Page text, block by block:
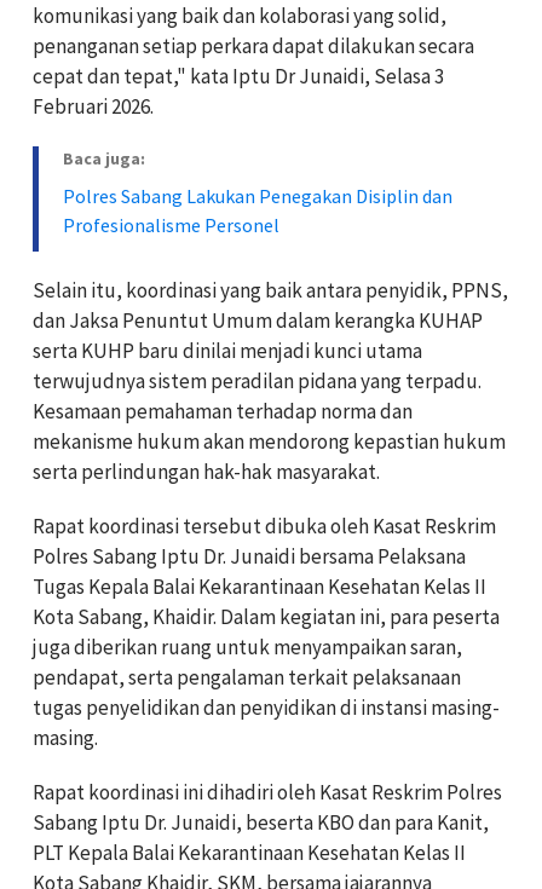
komunikasi yang baik dan kolaborasi yang solid,
penanganan setiap perkara dapat dilakukan secara
cepat dan tepat," kata Iptu Dr Junaidi, Selasa 3
Februari 2026.
Baca juga:
Polres Sabang Lakukan Penegakan Disiplin dan
Profesionalisme Personel
Selain itu, koordinasi yang baik antara penyidik, PPNS,
dan Jaksa Penuntut Umum dalam kerangka KUHAP
serta KUHP baru dinilai menjadi kunci utama
terwujudnya sistem peradilan pidana yang terpadu.
Kesamaan pemahaman terhadap norma dan
mekanisme hukum akan mendorong kepastian hukum
serta perlindungan hak-hak masyarakat.
Rapat koordinasi tersebut dibuka oleh Kasat Reskrim
Polres Sabang Iptu Dr. Junaidi bersama Pelaksana
Tugas Kepala Balai Kekarantinaan Kesehatan Kelas II
Kota Sabang, Khaidir. Dalam kegiatan ini, para peserta
juga diberikan ruang untuk menyampaikan saran,
pendapat, serta pengalaman terkait pelaksanaan
tugas penyelidikan dan penyidikan di instansi masing-
masing.
Rapat koordinasi ini dihadiri oleh Kasat Reskrim Polres
Sabang Iptu Dr. Junaidi, beserta KBO dan para Kanit,
PLT Kepala Balai Kekarantinaan Kesehatan Kelas II
Kota Sabang Khaidir, SKM, bersama jajarannya